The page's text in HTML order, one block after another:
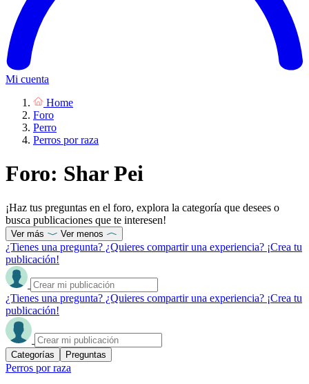
Mi cuenta
Home
Foro
Perro
Perros por raza
Foro: Shar Pei
¡Haz tus preguntas en el foro, explora la categoría que desees o
busca publicaciones que te interesen!
Ver más Ver menos
¿Tienes una pregunta? ¿Quieres compartir una experiencia? ¡Crea tu
publicación!
¿Tienes una pregunta? ¿Quieres compartir una experiencia? ¡Crea tu
publicación!
Categorías Preguntas
Perros por raza